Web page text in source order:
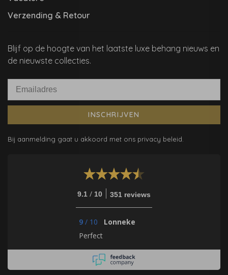
Verzending & Retour
Blijf op de hoogte van het laatste luxe behang nieuws en
de nieuwste collecties.
INSCHRIJVEN
Bij aanmelding gaat u akkoord met ons privacy beleid.
9.1 / 10 351 reviews
9 / 10
Lonneke
Perfect